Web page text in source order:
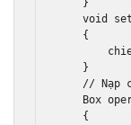
}
void
{
}
// Nạp
Box
{